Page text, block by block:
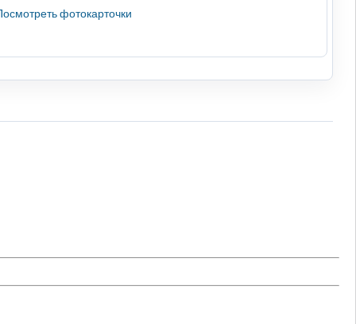
фотокарточки